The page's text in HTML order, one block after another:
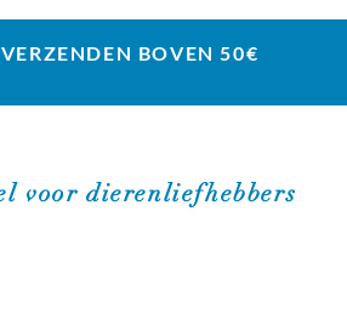
BOVEN 50€
voor dierenliefhebbers